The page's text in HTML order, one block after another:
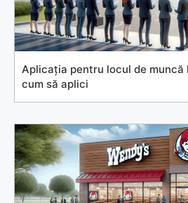
Aplicația pentru locul de muncă
cum să aplici